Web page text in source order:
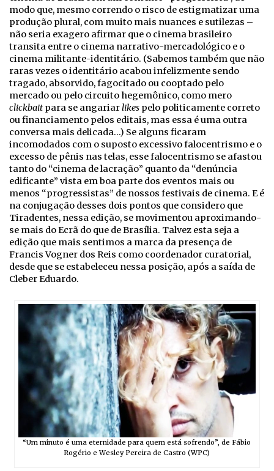
modo que, mesmo correndo o risco de estigmatizar uma
produção plural, com muito mais nuances e sutilezas –
não seria exagero afirmar que o cinema brasileiro
transita entre o cinema narrativo-mercadológico e o
cinema militante-identitário. (Sabemos também que não
raras vezes o identitário acabou infelizmente sendo
tragado, absorvido, fagocitado ou cooptado pelo
mercado ou pelo circuito hegemônico, como mero
clickbait para se angariarlikes pelo politicamente correto
ou financiamento pelos editais, mas essa é uma outra
conversa mais delicada…) Se alguns ficaram
incomodados com o suposto excessivo falocentrismo e o
excesso de pênis nas telas, esse falocentrismo se afastou
tanto do “cinema de lacração” quanto da “denúncia
edificante” vista em boa parte dos eventos mais ou
menos “progressistas” de nossos festivais de cinema. E é
na conjugação desses dois pontos que considero que
Tiradentes, nessa edição, se movimentou aproximando-
se mais do Ecrã do que de Brasília. Talvez esta seja a
edição que mais sentimos a marca da presença de
Francis Vogner dos Reis como coordenador curatorial,
desde que se estabeleceu nessa posição, após a saída de
Cleber Eduardo.
“Um minuto é uma eternidade para quem está sofrendo”, de Fábio
Rogério e Wesley Pereira de Castro (WPC)